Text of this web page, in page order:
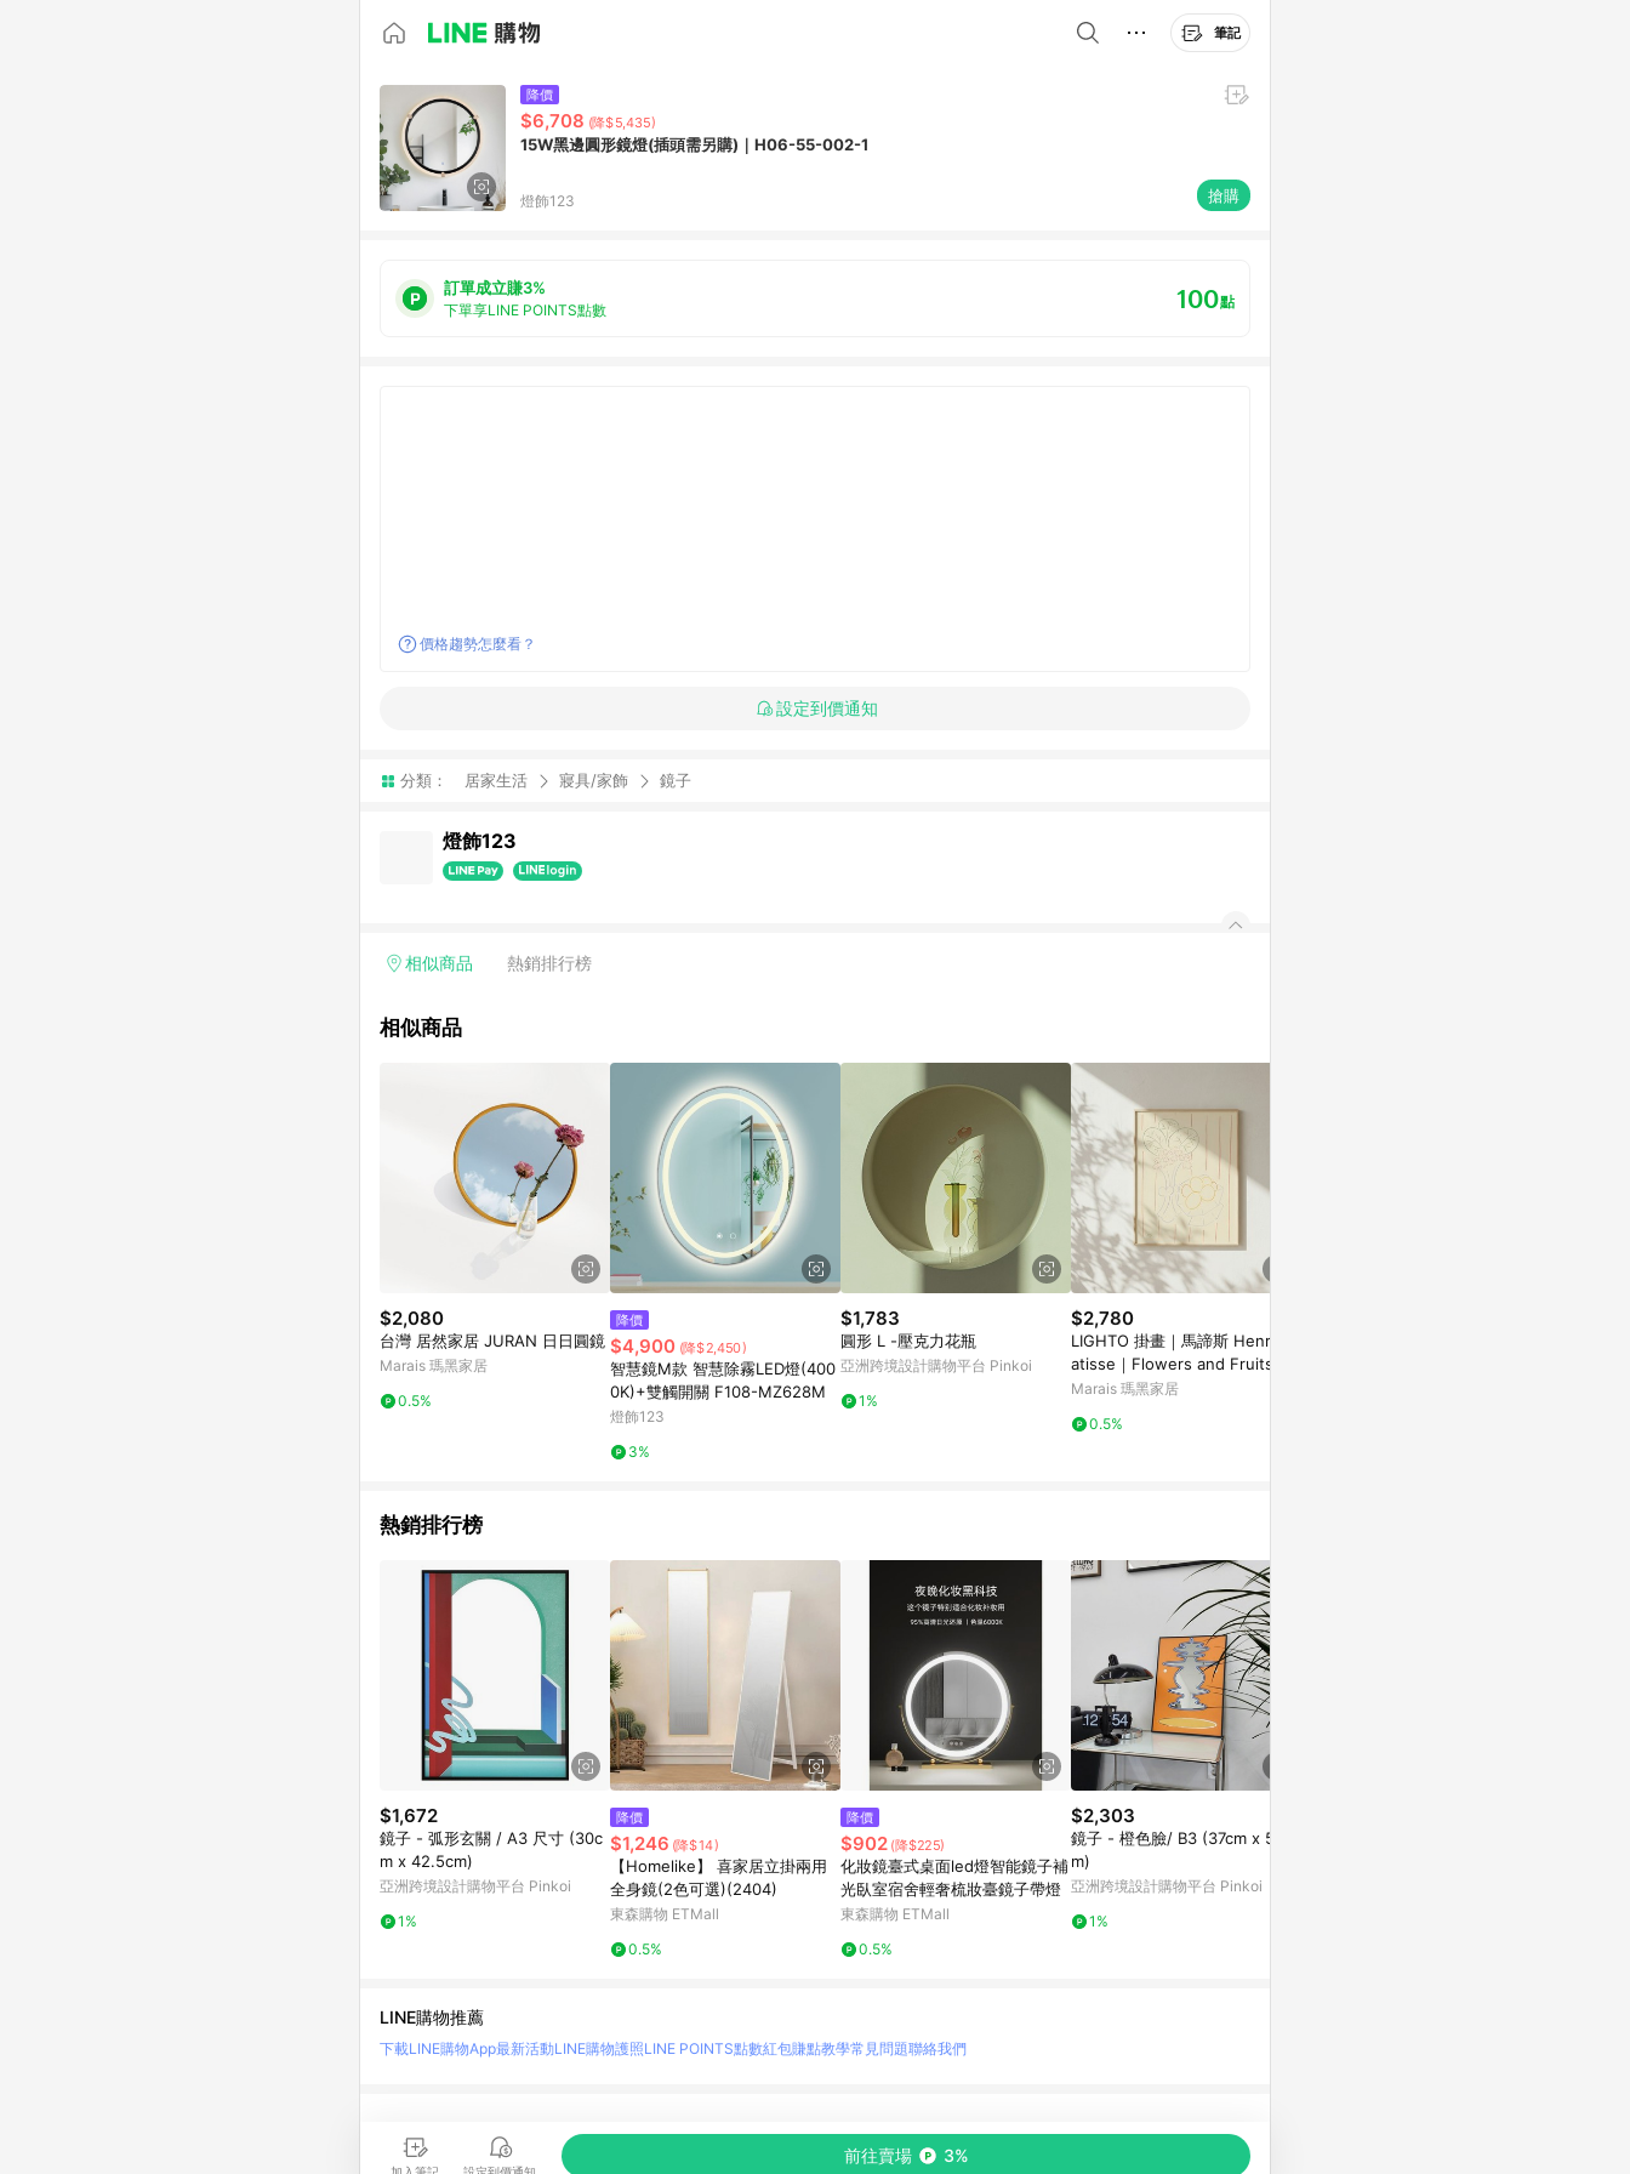
筆記
降價
$6,708 (降$5,435)
15W黑邊圓形鏡燈(插頭需另購)｜H06-55-002-1
燈飾123 搶購
訂單成立賺3%
下單享LINE POINTS點數 100點
價格趨勢怎麼看？
設定到價通知
分類： 居家生活 寢具/家飾 鏡子
燈飾123
相似商品 熱銷排行榜
相似商品
$2,080
台灣 居然家居 JURAN 日日圓鏡
Marais 瑪黑家居
0.5%
降價
$4,900 (降$2,450)
智慧鏡M款 智慧除霧LED燈(400
0K)+雙觸開關 F108-MZ628M
燈飾123
3%
$1,783
圓形 L -壓克力花瓶
亞洲跨境設計購物平台 Pinkoi
1%
$2,780
LIGHTO 掛畫｜馬諦斯 Henri M
atisse｜Flowers and Fruits, S
- 單買藝術相紙-中尺寸
Marais 瑪黑家居
0.5%
熱銷排行榜
$1,672
鏡子 - 弧形玄關 / A3 尺寸 (30c
m x 42.5cm)
亞洲跨境設計購物平台 Pinkoi
1%
降價
$1,246 (降$14)
【Homelike】 喜家居立掛兩用
全身鏡(2色可選)(2404)
東森購物 ETMall
0.5%
降價
$902 (降$225)
化妝鏡臺式桌面led燈智能鏡子補
光臥室宿舍輕奢梳妝臺鏡子帶燈
東森購物 ETMall
0.5%
$2,303
鏡子 - 橙色臉/ B3 (37cm x 52c
m)
亞洲跨境設計購物平台 Pinkoi
1%
前往賣場 3%
LINE購物推薦
下載LINE購物App最新活動LINE購物護照LINE POINTS點數紅包賺點教學常見問題聯絡我們
LINE 購物是匯集購物情報與商品資訊的整合性平台，並依購物情報中的趨勢與風格做合作網路商家的延伸商品推薦，商品資料更新會有
時間差，請務必點擊商品至各合作網路商家，確認現售價與購物條件，一切資訊以合作廠商網頁為準。